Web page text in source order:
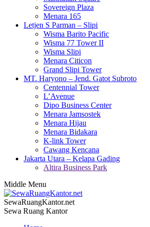
Sovereign Plaza
Menara 165
Letjen S Parman – Slipi
Wisma Barito Pacific
Wisma 77 Tower II
Wisma Slipi
Menara Citicon
Grand Slipi Tower
MT. Haryono – Jend. Gatot Subroto
Centennial Tower
L’Avenue
Dipo Business Center
Menara Jamsostek
Menara Hijau
Menara Bidakara
K-link Tower
Cawang Kencana
Jakarta Utara – Kelapa Gading
Altira Business Park
Middle Menu
SewaRuangKantor.net
Sewa Ruang Kantor